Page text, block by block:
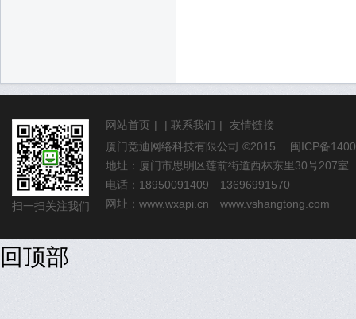
扫一扫关注我们
网站首页 | | 联系我们 |
友情链接
厦门竞迪网络科技有限公司 ©2015 闽ICP备
地址：厦门市思明区莲前街道西林东里30号207室
电话：18950091409 13696991570
网址： www.wxapi.cn www.vshangtong.com
回顶部